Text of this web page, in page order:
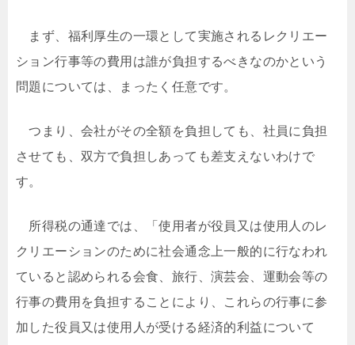
まず、福利厚生の一環として実施されるレクリエー
ション行事等の費用は誰が負担するべきなのかという
問題については、まったく任意です。
つまり、会社がその全額を負担しても、社員に負担
させても、双方で負担しあっても差支えないわけで
す。
所得税の通達では、「使用者が役員又は使用人のレ
クリエーションのために社会通念上一般的に行なわれ
ていると認められる会食、旅行、演芸会、運動会等の
行事の費用を負担することにより、これらの行事に参
加した役員又は使用人が受ける経済的利益について